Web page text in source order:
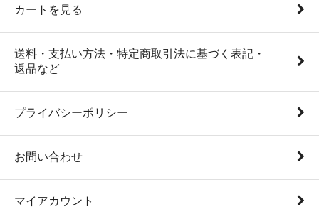
カートを見る
送料・支払い方法・特定商取引法に基づく表記・
返品など
プライバシーポリシー
お問い合わせ
マイアカウント